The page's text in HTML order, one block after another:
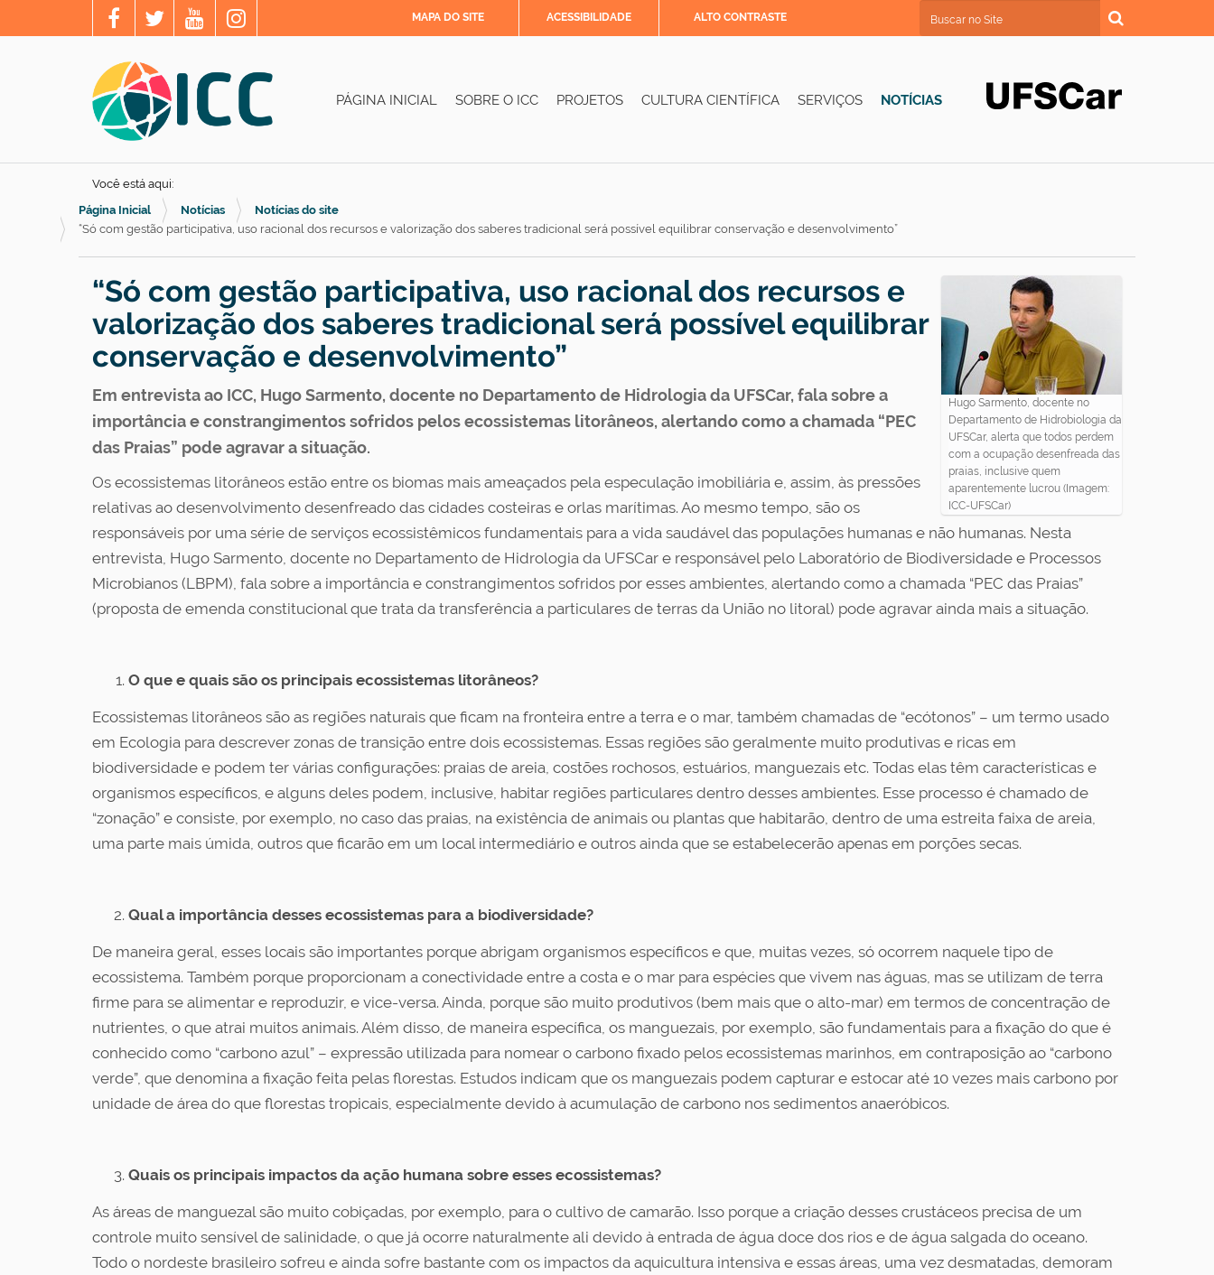
MAPA DO SITE ACESSIBILIDADE ALTO CONTRASTE Busca Avançada…
PÁGINA INICIAL SOBRE O ICC PROJETOS CULTURA CIENTÍFICA SERVIÇOS NOTÍCIAS
Você está aqui:
Página Inicial
Notícias
Notícias do site
“Só com gestão participativa, uso racional dos recursos e valorização dos saberes tradicional será possível equilibrar conservação e desenvolvimento”
Hugo Sarmento, docente no
Departamento de Hidrobiologia da
UFSCar, alerta que todos perdem
com a ocupação desenfreada das
praias, inclusive quem
aparentemente lucrou (Imagem:
ICC-UFSCar)
“Só com gestão participativa, uso racional dos recursos e
valorização dos saberes tradicional será possível equilibrar
conservação e desenvolvimento”
Em entrevista ao ICC, Hugo Sarmento, docente no Departamento de Hidrologia da UFSCar, fala sobre a
importância e constrangimentos sofridos pelos ecossistemas litorâneos, alertando como a chamada “PEC
das Praias” pode agravar a situação.
Os ecossistemas litorâneos estão entre os biomas mais ameaçados pela especulação imobiliária e, assim, às pressões
relativas ao desenvolvimento desenfreado das cidades costeiras e orlas marítimas. Ao mesmo tempo, são os
responsáveis por uma série de serviços ecossistêmicos fundamentais para a vida saudável das populações humanas e não humanas. Nesta
entrevista, Hugo Sarmento, docente no Departamento de Hidrologia da UFSCar e responsável pelo Laboratório de Biodiversidade e Processos
Microbianos (LBPM), fala sobre a importância e constrangimentos sofridos por esses ambientes, alertando como a chamada “PEC das Praias”
(proposta de emenda constitucional que trata da transferência a particulares de terras da União no litoral) pode agravar ainda mais a situação.
O que e quais são os principais ecossistemas litorâneos?
Ecossistemas litorâneos são as regiões naturais que ficam na fronteira entre a terra e o mar, também chamadas de “ecótonos” – um termo usado
em Ecologia para descrever zonas de transição entre dois ecossistemas. Essas regiões são geralmente muito produtivas e ricas em
biodiversidade e podem ter várias configurações: praias de areia, costões rochosos, estuários, manguezais etc. Todas elas têm características e
organismos específicos, e alguns deles podem, inclusive, habitar regiões particulares dentro desses ambientes. Esse processo é chamado de
“zonação” e consiste, por exemplo, no caso das praias, na existência de animais ou plantas que habitarão, dentro de uma estreita faixa de areia,
uma parte mais úmida, outros que ficarão em um local intermediário e outros ainda que se estabelecerão apenas em porções secas.
Qual a importância desses ecossistemas para a biodiversidade?
De maneira geral, esses locais são importantes porque abrigam organismos específicos e que, muitas vezes, só ocorrem naquele tipo de
ecossistema. Também porque proporcionam a conectividade entre a costa e o mar para espécies que vivem nas águas, mas se utilizam de terra
firme para se alimentar e reproduzir, e vice-versa. Ainda, porque são muito produtivos (bem mais que o alto-mar) em termos de concentração de
nutrientes, o que atrai muitos animais. Além disso, de maneira específica, os manguezais, por exemplo, são fundamentais para a fixação do que é
conhecido como “carbono azul” – expressão utilizada para nomear o carbono fixado pelos ecossistemas marinhos, em contraposição ao “carbono
verde”, que denomina a fixação feita pelas florestas. Estudos indicam que os manguezais podem capturar e estocar até 10 vezes mais carbono por
unidade de área do que florestas tropicais, especialmente devido à acumulação de carbono nos sedimentos anaeróbicos.
Quais os principais impactos da ação humana sobre esses ecossistemas?
As áreas de manguezal são muito cobiçadas, por exemplo, para o cultivo de camarão. Isso porque a criação desses crustáceos precisa de um
controle muito sensível de salinidade, o que já ocorre naturalmente ali devido à entrada de água doce dos rios e de água salgada do oceano.
Todo o nordeste brasileiro sofreu e ainda sofre bastante com os impactos da aquicultura intensiva e essas áreas, uma vez desmatadas, demoram